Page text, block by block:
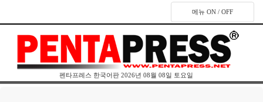
메뉴 ON / OFF
펜타프레스 한국어판 2026년 08월 08일 토요일